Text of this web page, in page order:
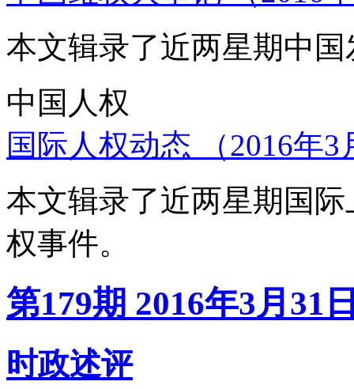
本文辑录了近两星期中
中国人权
国际人权动态 （2016年
本文辑录了近两星期国
权事件。
第179期 2016年3月31
时政述评